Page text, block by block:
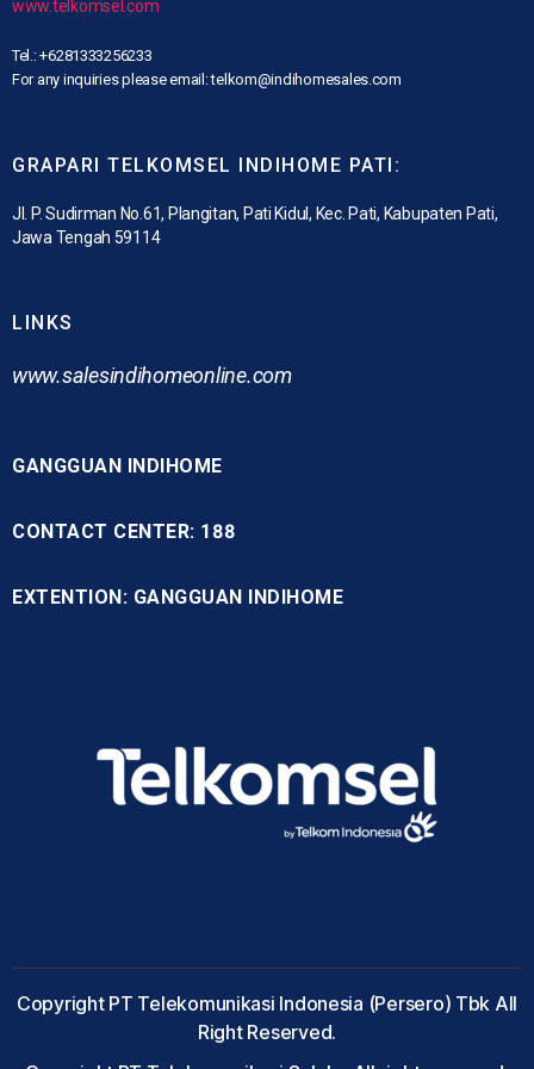
www.telkomsel.com
Tel.: +6281333256233
For any inquiries please email: telkom@indihomesales.com
GRAPARI TELKOMSEL INDIHOME PATI:
Jl. P. Sudirman No.61, Plangitan, Pati Kidul, Kec. Pati, Kabupaten Pati,
Jawa Tengah 59114
LINKS
www.salesindihomeonline.com
GANGGUAN INDIHOME
CONTACT CENTER: 188
EXTENTION: GANGGUAN INDIHOME
Copyright PT Telekomunikasi Indonesia (Persero) Tbk All
Right Reserved.